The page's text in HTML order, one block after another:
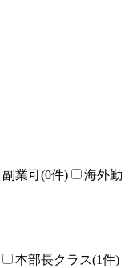
副業可(0件)
海外勤
本部長クラス(1件)